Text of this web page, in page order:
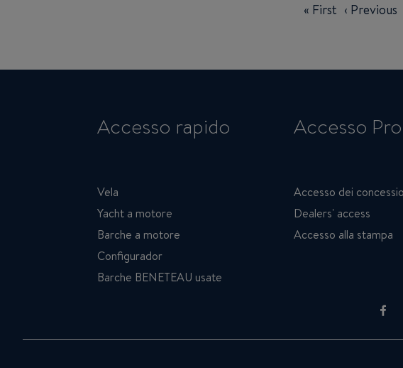
First
« First Previous
‹ Previous
Accesso rapido
Vela
Yacht a motore
Barche a motore
Configurador
Barche BENETEAU usate
Accesso Pro
Accesso dei
Dealers' access
Accesso alla stampa